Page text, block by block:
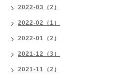
2022-03（2）
2022-02（1）
2022-01（2）
2021-12（3）
2021-11（2）